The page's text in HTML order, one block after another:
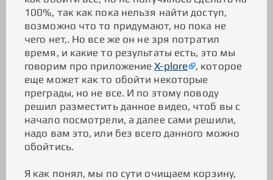
100%, так как пока нельзя найти доступ,
возможно что то придумают, но пока не
чего нет,. Но все же он не зря потратил
время, и какие то результаты есть, это мы
говорим про приложениеX-plore
, которое
еще может как то обойти некоторые
преграды, но не все. И по этому поводу
решил разместить данное видео, чтоб вы с
начало посмотрели, а далее сами решили,
надо вам это, или без всего данного можно
обойтись.
Я как понял, мы по сути очищаем корзину,